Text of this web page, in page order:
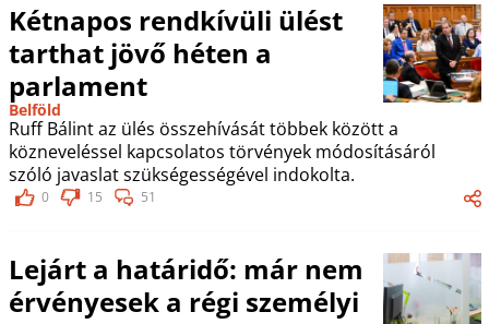
Kétnapos rendkívüli ülést
tarthat jövő héten a
parlament
Belföld
Ruff Bálint az ülés összehívását többek között a
közneveléssel kapcsolatos törvények módosításáról
szóló javaslat szükségességével indokolta.
0 15 51
Lejárt a határidő: már nem
érvényesek a régi személyi